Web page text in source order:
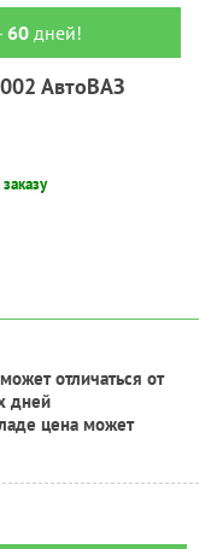
60дней!
АвтоВАЗ
отличаться от
дней
цена может